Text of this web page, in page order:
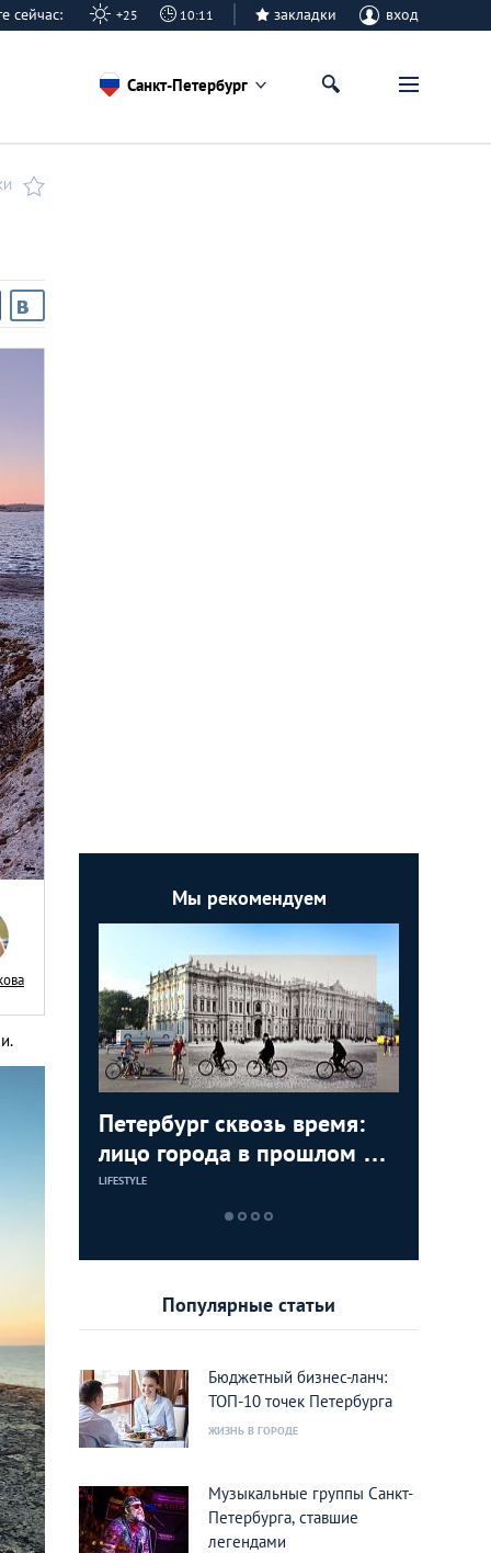
сейчас: +25 10:11 закладки вход
Санкт-Петербург
Мы рекомендуем
Петербург сквозь время:
лицо города в прошлом и
сейчас
LIFESTYLE
Популярные статьи
Бюджетный бизнес-ланч:
ТОП-10 точек Петербурга
ЖИЗНЬ В ГОРОДЕ
Музыкальные группы Санкт-
Петербурга, ставшие
легендами